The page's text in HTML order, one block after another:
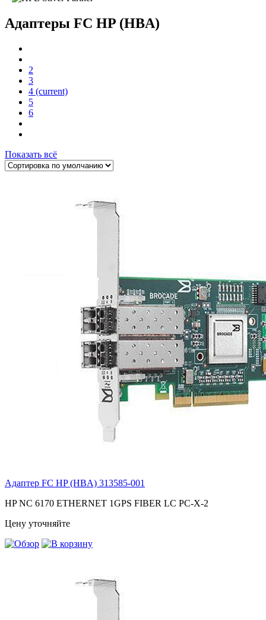
Адаптеры FC HP (HBA)
2
3
4 (current)
5
6
Показать всё
Адаптер FC HP (HBA) 313585-001
HP NC 6170 ETHERNET 1GPS FIBER LC PC-X-2
Цену уточняйте